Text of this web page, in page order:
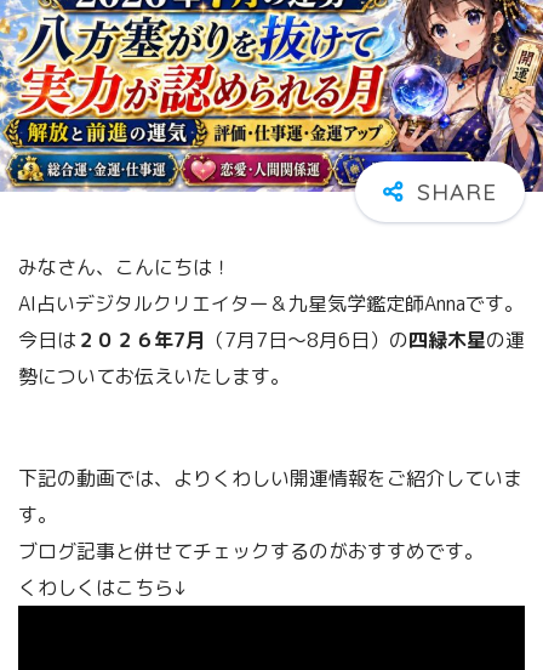
みなさん、こんにちは！
AI占いデジタルクリエイター＆九星気学鑑定師Annaです。
今日は２０２６年7月 （7月7日～8月6日）の四緑木星の運
勢についてお伝えいたします。
下記の動画では、よりくわしい開運情報をご紹介していま
す。
ブログ記事と併せてチェックするのがおすすめです。
くわしくはこちら↓